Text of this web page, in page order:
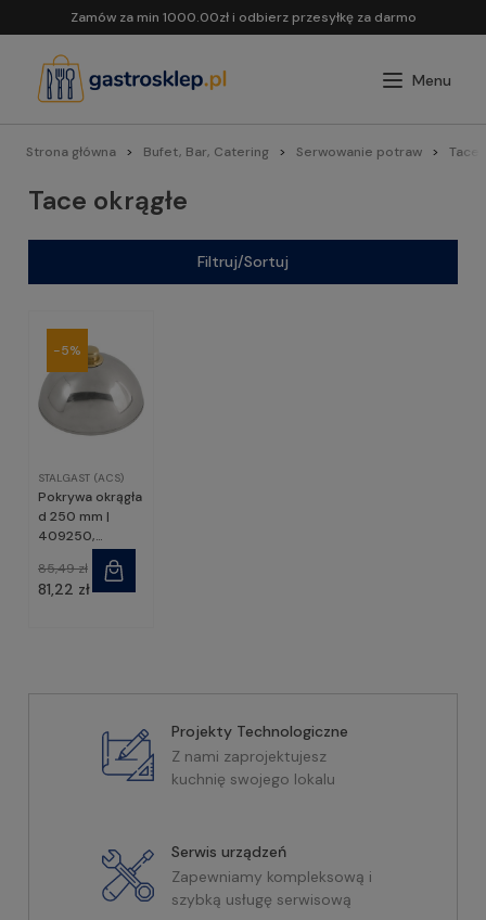
Zamów za min 1000.00zł i odbierz przesyłkę za darmo
Strona główna Bufet, Bar, Catering Serwowanie potraw Tace
Tace okrągłe
Filtruj/Sortuj
STALGAST (ACS)
Pokrywa okrągła
d 250 mm |
409250,
81,22 zł
85,49 zł
-5%
Projekty Technologiczne
Z nami zaprojektujesz
kuchnię swojego lokalu
Serwis urządzeń
Zapewniamy kompleksową i
szybką usługę serwisową